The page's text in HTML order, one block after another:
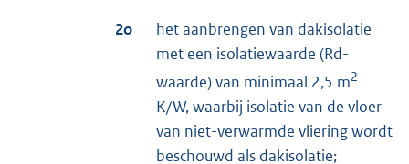
2o
het aanbrengen van dakisolatie
met een isolatiewaarde (Rd-
waarde) van minimaal 2,5 m2
K/W, waarbij isolatie van de vloer
van niet-verwarmde vliering wordt
beschouwd als dakisolatie;